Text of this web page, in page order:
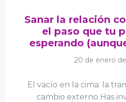
Sanar la relación
el paso que tu
esperando
20 de enero
El vacío en la cima: la
cambio externo Has